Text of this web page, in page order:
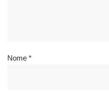
Nome *